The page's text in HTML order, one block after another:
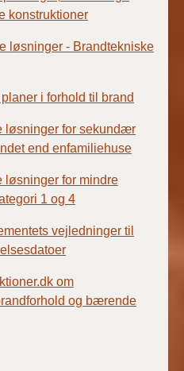
konstruktioner
løsninger - Brandtekniske
i forhold til brand
løsninger for sekundær
end enfamiliehuse
for mindre
1 og 4
vejledninger til
om
og bærende